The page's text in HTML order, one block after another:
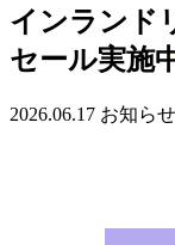
インランド
セール実施
2026.06.17 お知らせ